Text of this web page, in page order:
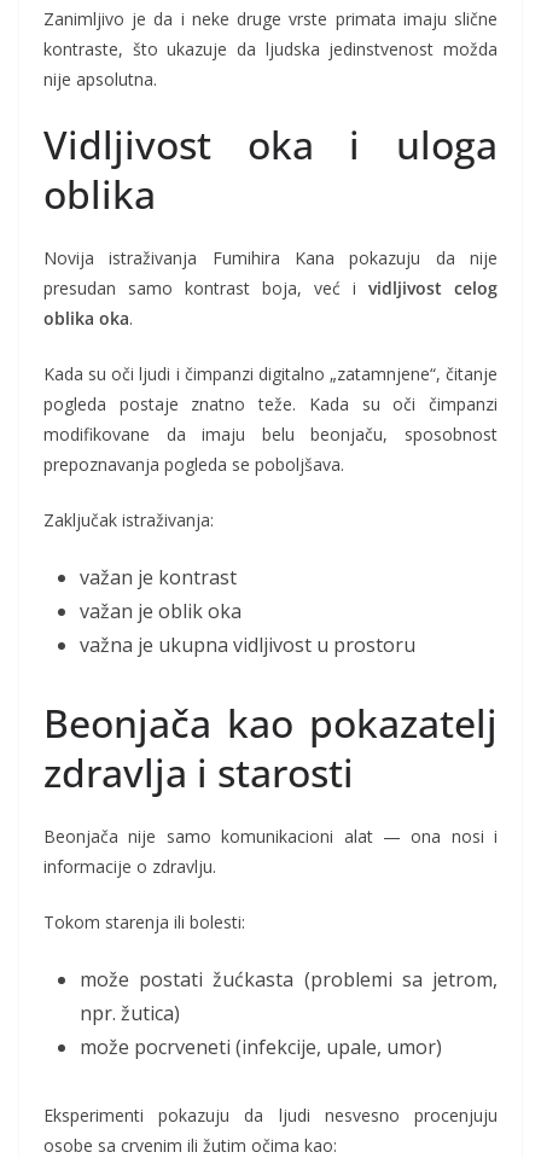
Zanimljivo je da i neke druge vrste primata imaju slične
kontraste, što ukazuje da ljudska jedinstvenost možda
nije apsolutna.
Vidljivost oka i uloga
oblika
Novija istraživanja Fumihira Kana pokazuju da nije
presudan samo kontrast boja, već i vidljivost celog
oblika oka.
Kada su oči ljudi i čimpanzi digitalno „zatamnjene“, čitanje
pogleda postaje znatno teže. Kada su oči čimpanzi
modifikovane da imaju belu beonjaču, sposobnost
prepoznavanja pogleda se poboljšava.
Zaključak istraživanja:
važan je kontrast
važan je oblik oka
važna je ukupna vidljivost u prostoru
Beonjača kao pokazatelj
zdravlja i starosti
Beonjača nije samo komunikacioni alat — ona nosi i
informacije o zdravlju.
Tokom starenja ili bolesti:
može postati žućkasta (problemi sa jetrom,
npr. žutica)
može pocrveneti (infekcije, upale, umor)
Eksperimenti pokazuju da ljudi nesvesno procenjuju
osobe sa crvenim ili žutim očima kao: